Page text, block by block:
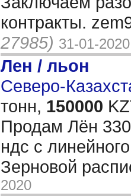
контракты.
27985) 31-01-2020
Лен / льон
Северо-
тонн, 150000
Продам Лён
ндс с
Зерновой
2020